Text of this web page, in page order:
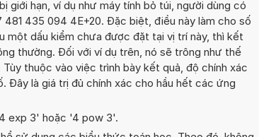
giới hạn, ví dụ như máy tính bỏ túi, người dùng có
435 094 4E+20. Đặc biệt, điều này làm cho số
một dấu kiểm chưa được đặt tại vị trí này, thì kết
thường. Đối với ví dụ trên, nó sẽ trông như thế
thuộc vào việc trình bày kết quả, độ chính xác
Đây là giá trị đủ chính xác cho hầu hết các ứng
exp 3' hoặc '4 pow 3'.